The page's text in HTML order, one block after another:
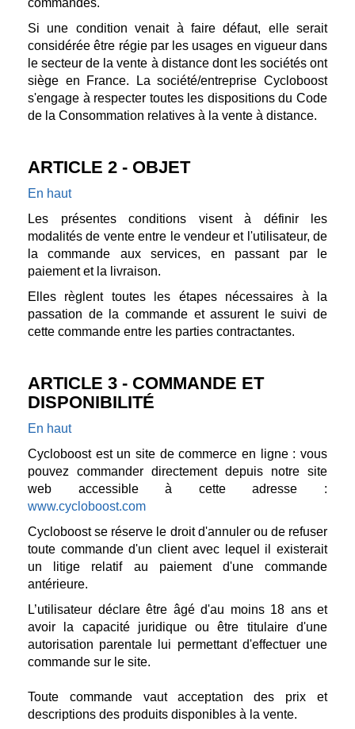
commandes.
Si une condition venait à faire défaut, elle serait
considérée être régie par les usages en vigueur dans
le secteur de la vente à distance dont les sociétés ont
siège en France. La société/entreprise Cycloboost
s'engage à respecter toutes les dispositions du Code
de la Consommation relatives à la vente à distance.
ARTICLE 2 - OBJET
En haut
Les présentes conditions visent à définir les
modalités de vente entre le vendeur et l'utilisateur, de
la commande aux services, en passant par le
paiement et la livraison.
Elles règlent toutes les étapes nécessaires à la
passation de la commande et assurent le suivi de
cette commande entre les parties contractantes.
ARTICLE 3 - COMMANDE ET
DISPONIBILITÉ
En haut
Cycloboost est un site de commerce en ligne : vous
pouvez commander directement depuis notre site
web accessible à cette adresse :
www.cycloboost.com
Cycloboost se réserve le droit d'annuler ou de refuser
toute commande d'un client avec lequel il existerait
un litige relatif au paiement d'une commande
antérieure.
L’utilisateur déclare être âgé d'au moins 18 ans et
avoir la capacité juridique ou être titulaire d'une
autorisation parentale lui permettant d'effectuer une
commande sur le site.
Toute commande vaut acceptation des prix et
descriptions des produits disponibles à la vente.